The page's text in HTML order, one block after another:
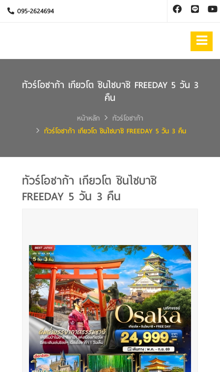
095-2624694
ทัวร์โอซาก้า เกียวโต ชินไซบาชิ FREEDAY 5 วัน 3
คืน
หน้าหลัก
ทัวร์โอซาก้า
ทัวร์โอซาก้า เกียวโต ชินไซบาชิ FREEDAY 5 วัน 3 คืน
ทัวร์โอซาก้า เกียวโต ชินไซบาชิ
FREEDAY 5 วัน 3 คืน